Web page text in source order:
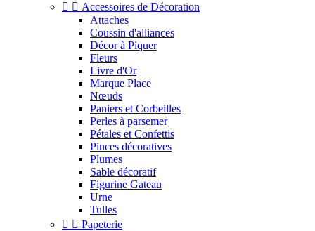
  Accessoires de Décoration
Attaches
Coussin d'alliances
Décor à Piquer
Fleurs
Livre d'Or
Marque Place
Nœuds
Paniers et Corbeilles
Perles à parsemer
Pétales et Confettis
Pinces décoratives
Plumes
Sable décoratif
Figurine Gateau
Urne
Tulles
  Papeterie